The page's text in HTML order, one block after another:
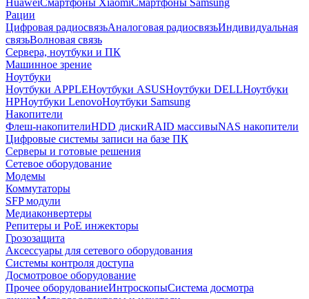
HuaweiСмартфоны XiaomiСмартфоны Samsung
Рации
Цифровая радиосвязьАналоговая радиосвязьИндивидуальная
связьВолновая связь
Сервера, ноутбуки и ПК
Машинное зрение
Ноутбуки
Ноутбуки APPLEНоутбуки ASUSНоутбуки DELLНоутбуки
HPНоутбуки LenovoНоутбуки Samsung
Накопители
Флеш-накопителиHDD дискиRAID массивыNAS накопители
Цифровые системы записи на базе ПК
Серверы и готовые решения
Сетевое оборудование
Модемы
Коммутаторы
SFP модули
Медиаконвертеры
Репитеры и PoE инжекторы
Грозозащита
Аксессуары для сетевого оборудования
Системы контроля доступа
Досмотровое оборудование
Прочее оборудованиеИнтроскопыСистема досмотра